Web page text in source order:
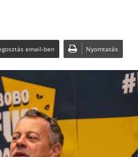
email-ben Nyomtatás